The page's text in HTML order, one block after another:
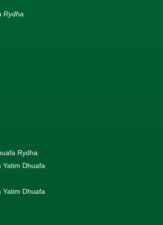
Rydha
Rydha
Yatim Dhuafa
Yatim Dhuafa